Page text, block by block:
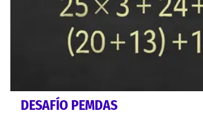
DESAFÍO PEMDAS